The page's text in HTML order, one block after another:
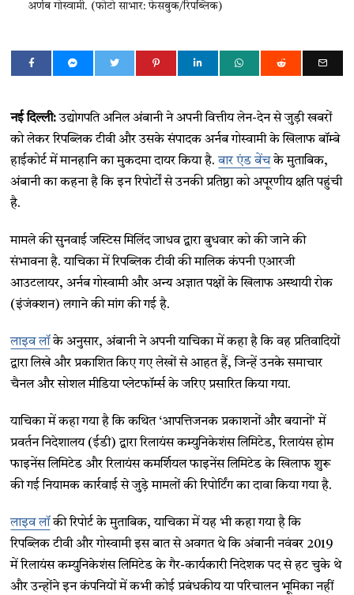
अर्णब गोस्वामी. (फोटो साभार: फेसबुक/रिपब्लिक)
नई दिल्ली:उद्योगपति अनिल अंबानी ने अपनी वित्तीय लेन-देन से जुड़ी खबरों
को लेकर रिपब्लिक टीवी और उसके संपादक अर्नब गोस्वामी के खिलाफ बॉम्बे
हाईकोर्ट में मानहानि का मुकदमा दायर किया है.बार एंड बेंचके मुताबिक,
अंबानी का कहना है कि इन रिपोर्टों से उनकी प्रतिष्ठा को अपूरणीय क्षति पहुंची
है.
मामले की सुनवाई जस्टिस मिलिंद जाधव द्वारा बुधवार को की जाने की
संभावना है. याचिका में रिपब्लिक टीवी की मालिक कंपनी एआरजी
आउटलायर, अर्नब गोस्वामी और अन्य अज्ञात पक्षों के खिलाफ अस्थायी रोक
(इंजंक्शन) लगाने की मांग की गई है.
लाइव लॉके अनुसार, अंबानी ने अपनी याचिका में कहा है कि वह प्रतिवादियों
द्वारा लिखे और प्रकाशित किए गए लेखों से आहत हैं, जिन्हें उनके समाचार
चैनल और सोशल मीडिया प्लेटफॉर्म्स के जरिए प्रसारित किया गया.
याचिका में कहा गया है कि कथित ‘आपत्तिजनक प्रकाशनों और बयानों’ में
प्रवर्तन निदेशालय (ईडी) द्वारा रिलायंस कम्युनिकेशंस लिमिटेड, रिलायंस होम
फाइनेंस लिमिटेड और रिलायंस कमर्शियल फाइनेंस लिमिटेड के खिलाफ शुरू
की गई नियामक कार्रवाई से जुड़े मामलों की रिपोर्टिंग का दावा किया गया है.
लाइव लॉकी रिपोर्ट के मुताबिक, याचिका में यह भी कहा गया है कि
रिपब्लिक टीवी और गोस्वामी इस बात से अवगत थे कि अंबानी नवंबर 2019
में रिलायंस कम्युनिकेशंस लिमिटेड के गैर-कार्यकारी निदेशक पद से हट चुके थे
और उन्होंने इन कंपनियों में कभी कोई प्रबंधकीय या परिचालन भूमिका नहीं